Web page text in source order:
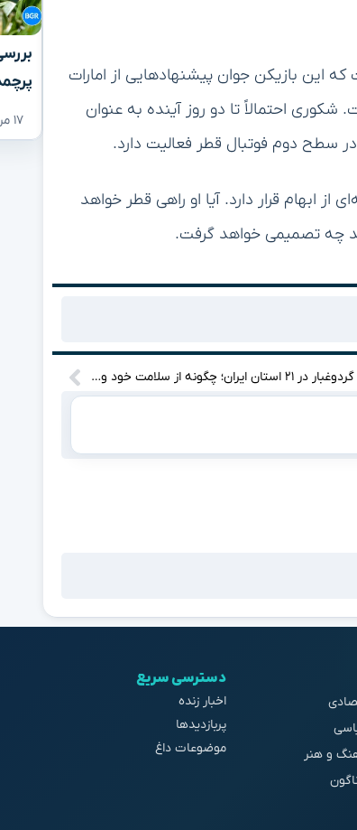
۱۷ مرداد ۱۴۰۵
این بازیکن جوان پیشنهادهایی از امارات
احتمالاً تا دو روز آینده به عنوان
سطح دوم فوتبال قطر فعالیت دارد.
از ابهام قرار دارد. آیا او راهی قطر خواهد
چه تصمیمی خواهد گرفت.
هشدار نارنجی گردوغبار در ۲۱ استان ایران؛ چگونه از سلامت خود و خانواده محافظت کنیم؟
و هنر
دسترسی سریع
اخبار زنده
پربازدیدها
موضوعات داغ